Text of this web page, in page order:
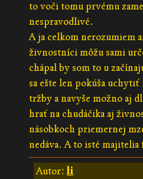
to voči tomu prvému
nespravodlivé.
A ja celkom nerozumiem
živnostníci môžu sami
chápal by som to u
sa ešte len pokúša uchytiť
tržby a navyše možno aj
hrať na chudáčika aj
násobkoch priemernej
nedáva. A to isté majitelia
Autor:li